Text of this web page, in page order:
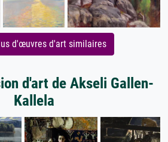
d'œuvres d'art similaires
d'art de Akseli Gallen-
Kallela